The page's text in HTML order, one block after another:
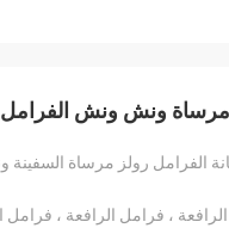
مرساة ونش ونش الفرامل